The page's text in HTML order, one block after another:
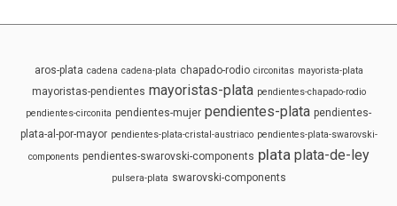
aros-plata cadena cadena-plata chapado-rodio circonitas mayorista-plata
mayoristas-pendientes mayoristas-plata pendientes-chapado-rodio
pendientes-circonita pendientes-mujer pendientes-plata pendientes-
plata-al-por-mayor pendientes-plata-cristal-austriaco pendientes-plata-swarovski-
components pendientes-swarovski-components plata plata-de-ley
pulsera-plata swarovski-components